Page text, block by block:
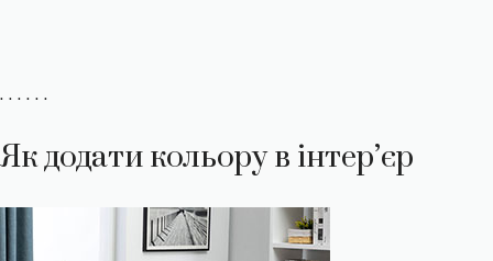
. . . . . .
Як додати кольору в інтер’єр